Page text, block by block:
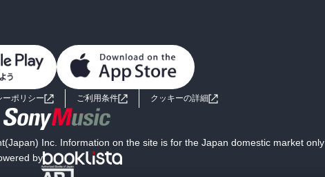
ーポリシー ご利用条件 クッキーの詳細
Inc. Information on the site is for the Japan domestic market only
by